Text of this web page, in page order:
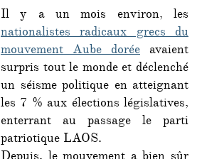
Il y a un mois environ, les
nationalistes radicaux grecs du
mouvement Aube dorée avaient
surpris tout le monde et déclenché
un séisme politique en atteignant
les 7 % aux élections législatives,
enterrant au passage le parti
patriotique LAOS.